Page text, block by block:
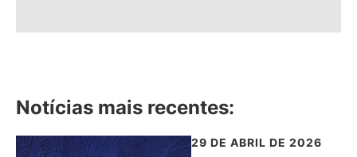
Notícias mais recentes:
29 DE ABRIL DE 2026